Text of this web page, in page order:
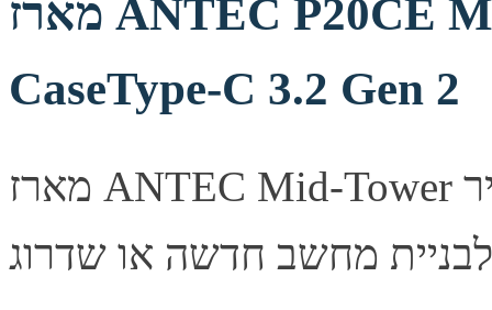
מארז ANTEC P20CE Mid-Tower E-ATX Gaming
CaseType-C 3.2 Gen 2
מארז ANTEC Mid-Tower מעוצב היטב, מספק זרימת אוויר